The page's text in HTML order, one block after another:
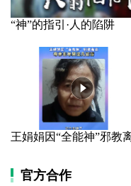
“神”的指引·人的陷阱
官方合作